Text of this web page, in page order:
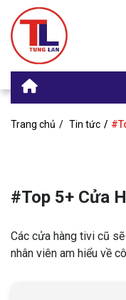
Trang chủ Tin tức
#Top 5+ Cửa
Các cửa hàng tivi cũ
nhân viên am hiểu về